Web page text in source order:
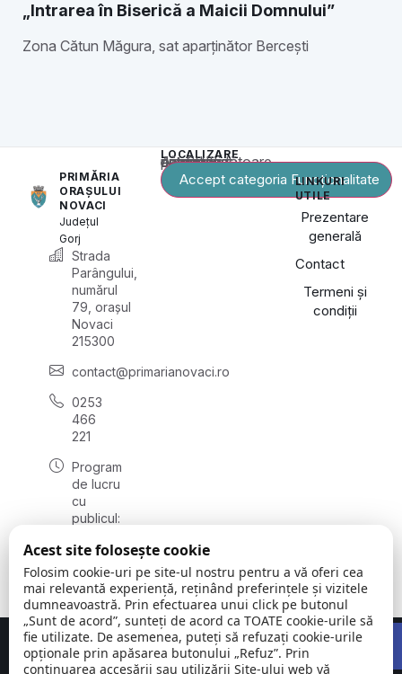
„Intrarea în Biserică a Maicii Domnului”
Zona Cătun Măgura, sat aparținător Bercești
PRIMĂRIA
ORAȘULUI
NOVACI
Județul
Gorj
Strada
Parângului,
numărul
79, orașul
Novaci
215300
contact@primarianovaci.ro
0253
466
221
Program
de lucru
cu
publicul:
vineri
08:00 -
16:00
LOCALIZARE
Acest conținut este blocat până când acceptați categoria corespunzătoare de cookie-uri.
Accept categoria Funcționalitate
LINKURI
UTILE
Prezentare
generală
Contact
Termeni și
condiții
Concept realizat deBig Media Relații Publice SRL
Acest site folosește cookie
Folosim cookie-uri pe site-ul nostru pentru a vă oferi cea
mai relevantă experiență, reținând preferințele și vizitele
dumneavoastră. Prin efectuarea unui click pe butonul
„Sunt de acord”, sunteți de acord ca TOATE cookie-urile să
fie utilizate. De asemenea, puteți să refuzați cookie-urile
opționale prin apăsarea butonului „Refuz”. Prin
continuarea accesării sau utilizării Site-ului web vă